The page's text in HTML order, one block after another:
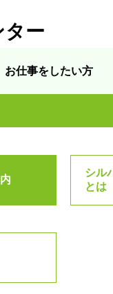
ター
お仕事をしたい方
シル
とは